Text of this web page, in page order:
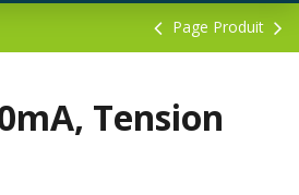
Page Produit
Tension